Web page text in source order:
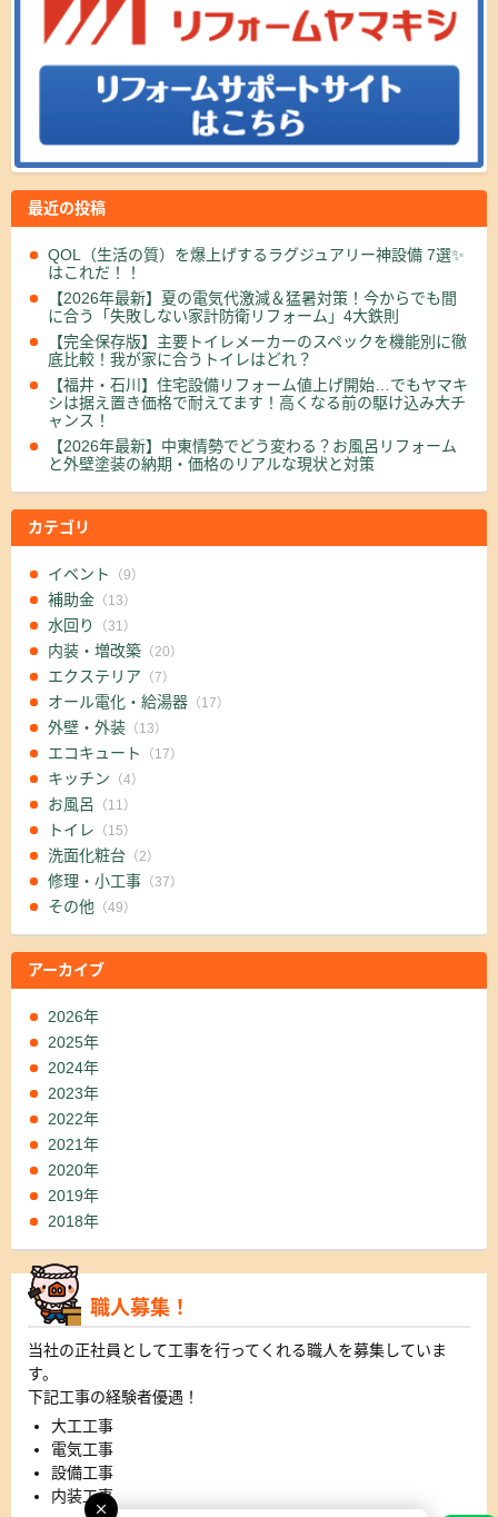
最近の投稿
QOL（生活の質）を爆上げするラグジュアリー神設備 7選✨
はこれだ！！
【2026年最新】夏の電気代激減＆猛暑対策！今からでも間
に合う「失敗しない家計防衛リフォーム」4大鉄則
【完全保存版】主要トイレメーカーのスペックを機能別に徹
底比較！我が家に合うトイレはどれ？
【福井・石川】住宅設備リフォーム値上げ開始…でもヤマキ
シは据え置き価格で耐えてます！高くなる前の駆け込み大チ
ャンス！
【2026年最新】中東情勢でどう変わる？お風呂リフォーム
と外壁塗装の納期・価格のリアルな現状と対策
カテゴリ
イベント （9）
補助金（13）
水回り （31）
内装・増改築（20）
エクステリア （7）
オール電化・給湯器（17）
外壁・外装（13）
エコキュート （17）
キッチン （4）
お風呂 （11）
トイレ （15）
洗面化粧台（2）
修理・小工事（37）
その他 （49）
アーカイブ
2026年
2025年
2024年
2023年
2022年
2021年
2020年
2019年
2018年
職人募集！
当社の正社員として工事を行ってくれる職人を募集していま
す。
下記工事の経験者優遇！
大工工事
電気工事
設備工事
内装工事